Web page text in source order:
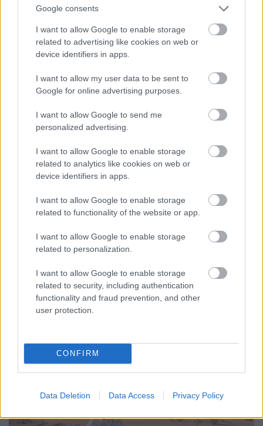
Google consents
I want to allow Google to enable storage
related to advertising like cookies on web or
device identifiers in apps.
I want to allow my user data to be sent to
Google for online advertising purposes.
I want to allow Google to send me
personalized advertising.
I want to allow Google to enable storage
related to analytics like cookies on web or
device identifiers in apps.
I want to allow Google to enable storage
related to functionality of the website or app.
I want to allow Google to enable storage
related to personalization.
I want to allow Google to enable storage
related to security, including authentication
functionality and fraud prevention, and other
user protection.
CONFIRM
Data Deletion Data Access Privacy Policy
szabadban való tésztagyúráshoz, vagy sütéshez
Ezen a napon a sivatag helyi arisztokratáinak szánt –
a Google Earthről is jól látszódó – Kr. u. 2. - 6.
századi temetőben kezdtük a napot, egy kívülről
pofásnak tűnő, a régészeti hagyományőrzés előtt
tisztelgő dús fantáziával T-108-asnak keresztelt
sírdomb kiválasztásával és szakszerű
megbontásával.
Nagyobb térképre váltás